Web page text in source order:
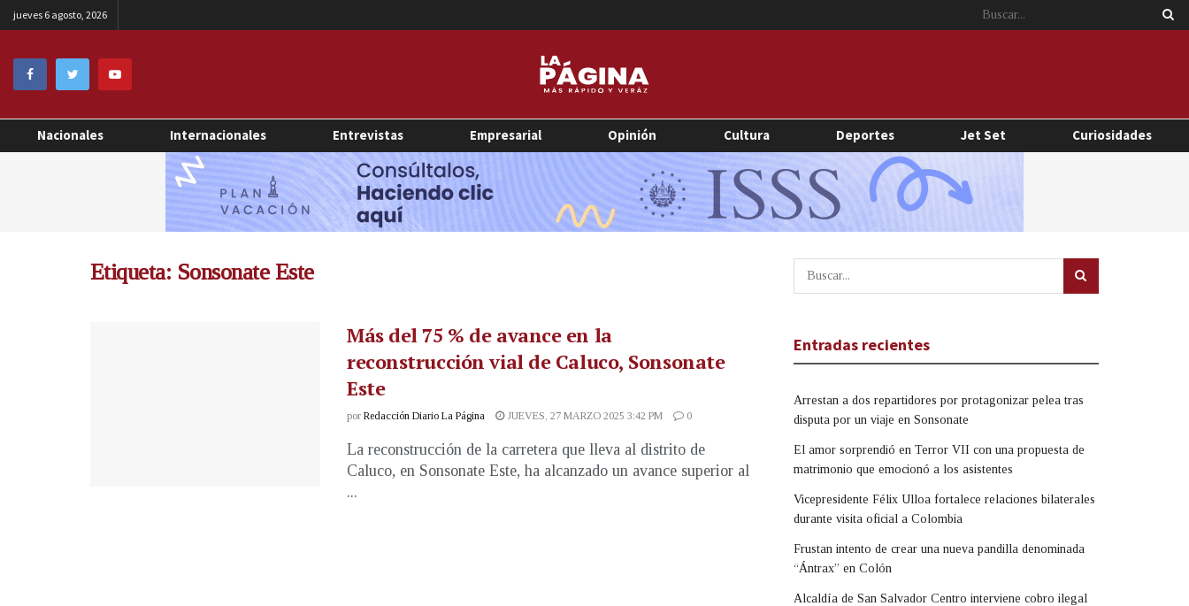
jueves 6 agosto, 2026
Nacionales Internacionales Entrevistas Empresarial Opinión Cultura Deportes Jet Set Curiosidades
Etiqueta: Sonsonate Este
Más del 75 % de avance en la
reconstrucción vial de Caluco, Sonsonate
Este
por Redacción Diario La Página JUEVES, 27 MARZO 2025 3:42 PM 0
La reconstrucción de la carretera que lleva al distrito de
Caluco, en Sonsonate Este, ha alcanzado un avance superior al
...
Entradas recientes
Arrestan a dos repartidores por protagonizar pelea tras
disputa por un viaje en Sonsonate
El amor sorprendió en Terror VII con una propuesta de
matrimonio que emocionó a los asistentes
Vicepresidente Félix Ulloa fortalece relaciones bilaterales
durante visita oficial a Colombia
Frustan intento de crear una nueva pandilla denominada
“Ántrax” en Colón
Alcaldía de San Salvador Centro interviene cobro ilegal